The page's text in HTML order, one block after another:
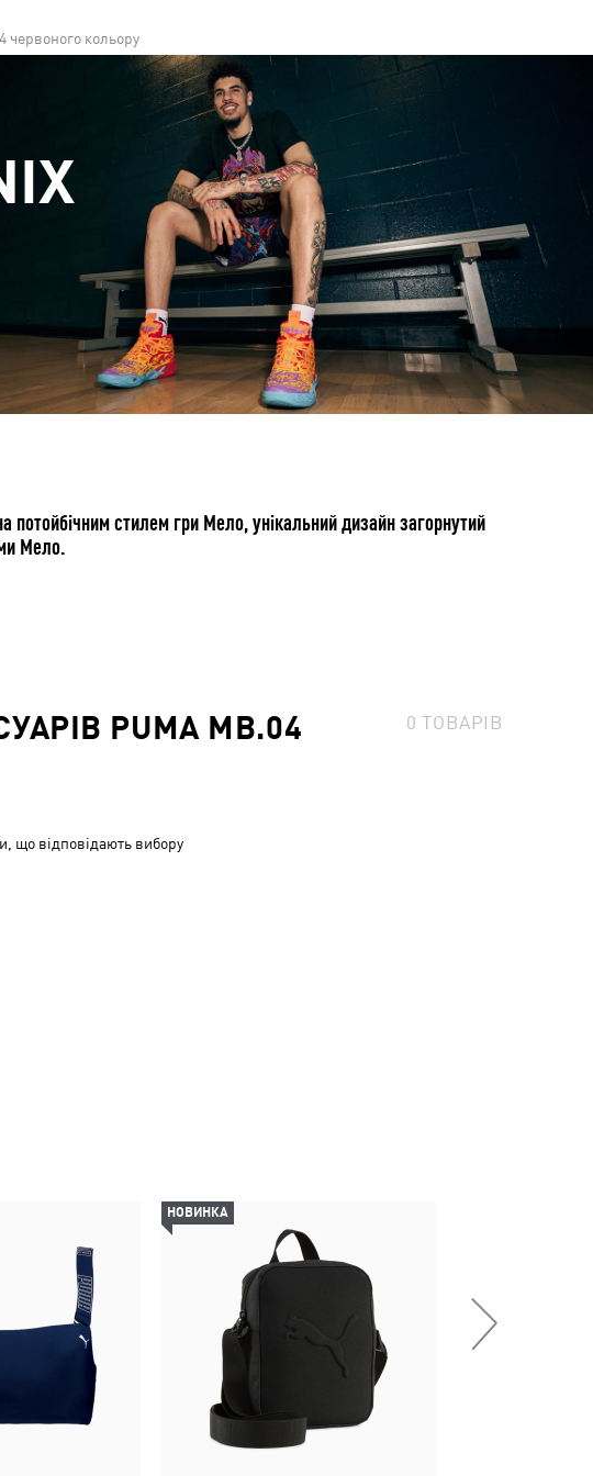
червоного кольору
стилем гри Мело, унікальний дизайн загорнутий
Мело.
PUMA MB.04
0ТОВАРІВ
що відповідають вибору
НОВИНКА